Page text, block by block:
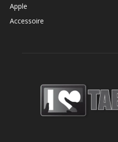
Apple
Accessoire